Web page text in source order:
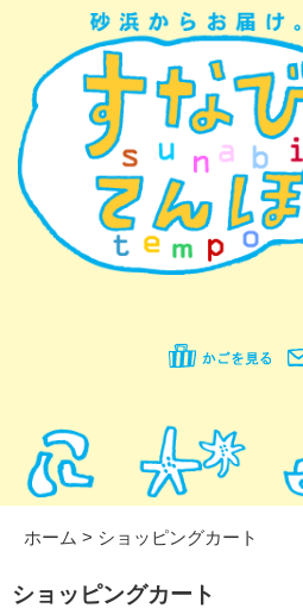
ホーム > ショッピングカート
ショッピングカート